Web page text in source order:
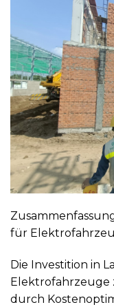
für
Die Investition in
Elektrofahrzeuge
durch